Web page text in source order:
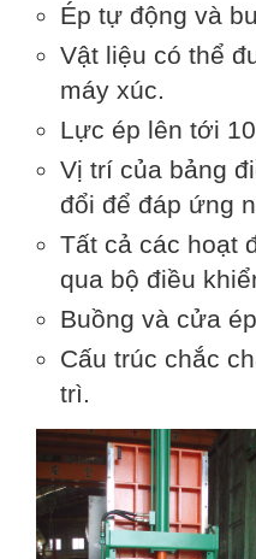
Ép tự động và
Vật liệu có thể
máy xúc.
Lực ép lên tới
Vị trí của bảng
đổi để đáp ứng
Tất cả các hoạt
qua bộ điều
Buồng và cửa
Cấu trúc chắc
trì.